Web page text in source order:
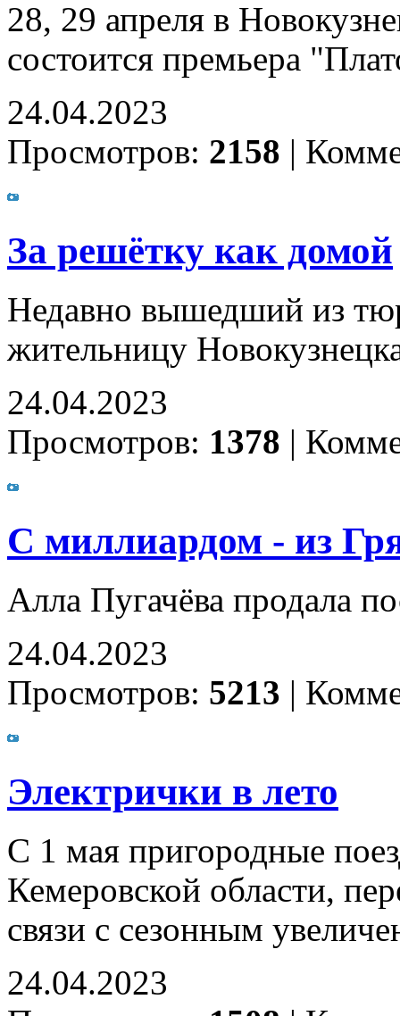
28, 29 апреля в
состоится премьера
24.04.2023
Просмотров: 2158 |
За решётку как домой
Недавно вышедший из
жительницу
24.04.2023
Просмотров: 1378 |
С миллиардом - из
Алла Пугачёва продала
24.04.2023
Просмотров: 5213 |
Электрички в лето
С 1 мая пригородные
Кемеровской области,
связи с сезонным
24.04.2023